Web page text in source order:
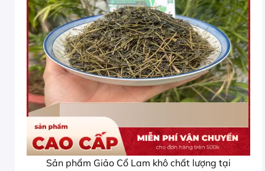
Sản phẩm Giảo Cổ Lam khô chất lượng tại